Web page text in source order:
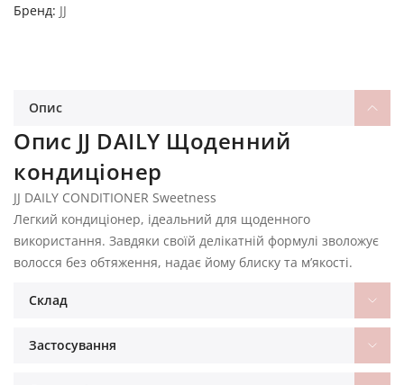
Бренд JJ
Опис
Опис JJ DAILY Щоденний
кондиціонер
JJ DAILY CONDITIONER Sweetness
Легкий кондиціонер, ідеальний для щоденного
використання. Завдяки своїй делікатній формулі зволожує
волосся без обтяження, надає йому блиску та м’якості.
Склад
Застосування